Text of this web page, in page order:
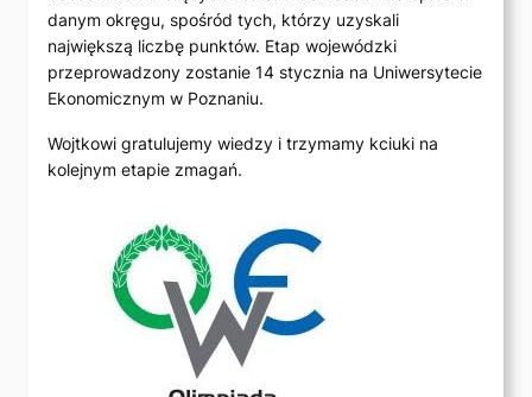
danym okręgu, spośród tych, którzy uzyskali
największą liczbę punktów. Etap wojewódzki
przeprowadzony zostanie 14 stycznia na Uniwersytecie
Ekonomicznym w Poznaniu.
Wojtkowi gratulujemy wiedzy i trzymamy kciuki na
kolejnym etapie zmagań.